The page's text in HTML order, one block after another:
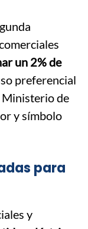
un 2% de
preferencial
Ministerio de
y símbolo
para
y